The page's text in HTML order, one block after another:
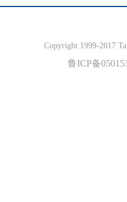
Copyright 1999-2017
鲁ICP备